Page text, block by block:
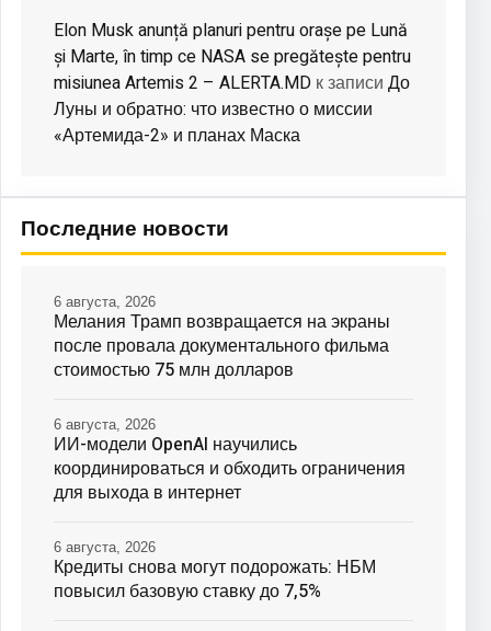
Elon Musk anunță planuri pentru orașe pe Lună
și Marte, în timp ce NASA se pregătește pentru
misiunea Artemis 2 – ALERTA.MD к записи До
Луны и обратно: что известно о миссии
«Артемида-2» и планах Маска
Последние новости
Мелания Трамп возвращается на экраны
после провала документального фильма
стоимостью 75 млн долларов
6 августа, 2026
ИИ-модели OpenAI научились
координироваться и обходить ограничения
для выхода в интернет
6 августа, 2026
Кредиты снова могут подорожать: НБМ
повысил базовую ставку до 7,5%
6 августа, 2026